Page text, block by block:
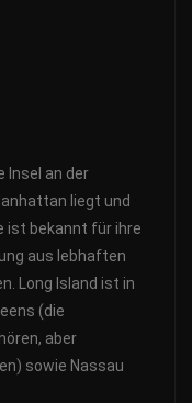
Insel an der
liegt und
ist bekannt für ihre
aus lebhaften
Long Island ist in
(die
aber
sowie Nassau